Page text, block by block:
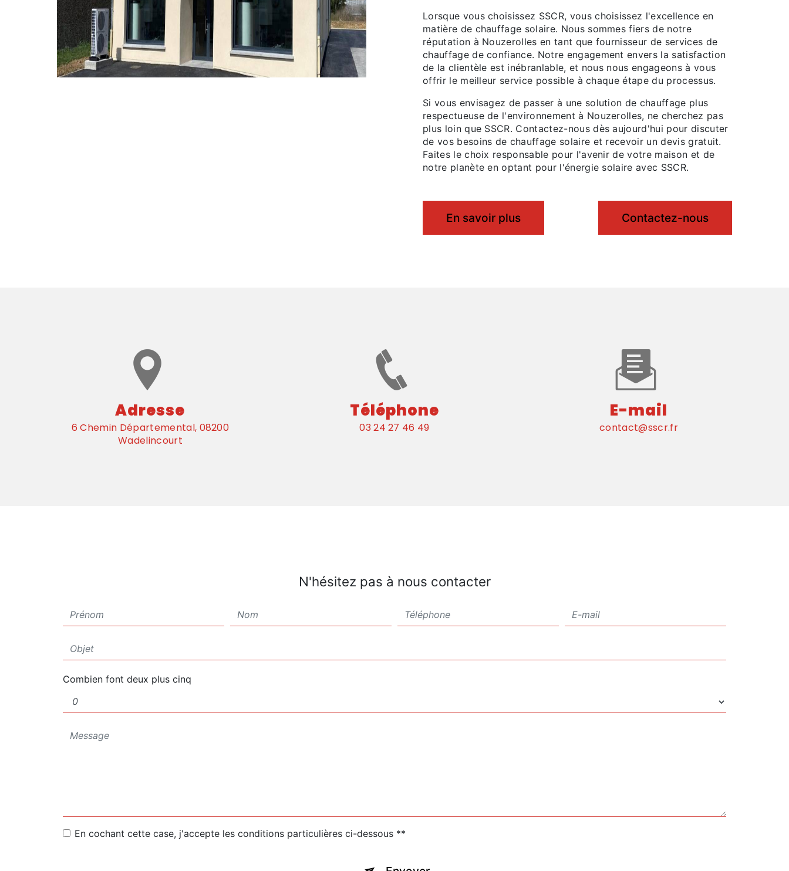
Lorsque vous choisissez SSCR, vous choisissez l'excellence en
matière de chauffage solaire. Nous sommes fiers de notre
réputation à Nouzerolles en tant que fournisseur de services de
chauffage de confiance. Notre engagement envers la satisfaction
de la clientèle est inébranlable, et nous nous engageons à vous
offrir le meilleur service possible à chaque étape du processus.
Si vous envisagez de passer à une solution de chauffage plus
respectueuse de l'environnement à Nouzerolles, ne cherchez pas
plus loin que SSCR. Contactez-nous dès aujourd'hui pour discuter
de vos besoins de chauffage solaire et recevoir un devis gratuit.
Faites le choix responsable pour l'avenir de votre maison et de
notre planète en optant pour l'énergie solaire avec SSCR.
En savoir plus Contactez-nous
Adresse
6 Chemin Départemental, 08200
Wadelincourt
Téléphone
03 24 27 46 49
E-mail
contact@sscr.fr
N'hésitez pas à nous contacter
Combien font deux plus cinq
En cochant cette case, j'accepte les conditions particulières ci-dessous **